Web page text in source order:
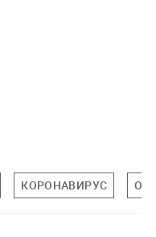
КОРОНАВИРУС